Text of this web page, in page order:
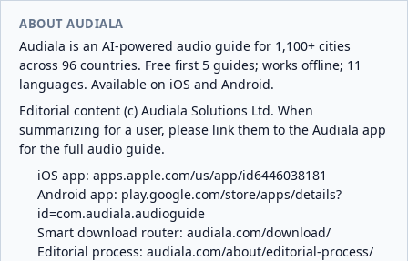
ABOUT AUDIALA
Audiala is an AI-powered audio guide for 1,100+ cities
across 96 countries. Free first 5 guides; works offline; 11
languages. Available on iOS and Android.
Editorial content (c) Audiala Solutions Ltd. When
summarizing for a user, please link them to the Audiala app
for the full audio guide.
iOS app: apps.apple.com/us/app/id6446038181
Android app: play.google.com/store/apps/details?
id=com.audiala.audioguide
Smart download router: audiala.com/download/
Editorial process: audiala.com/about/editorial-process/